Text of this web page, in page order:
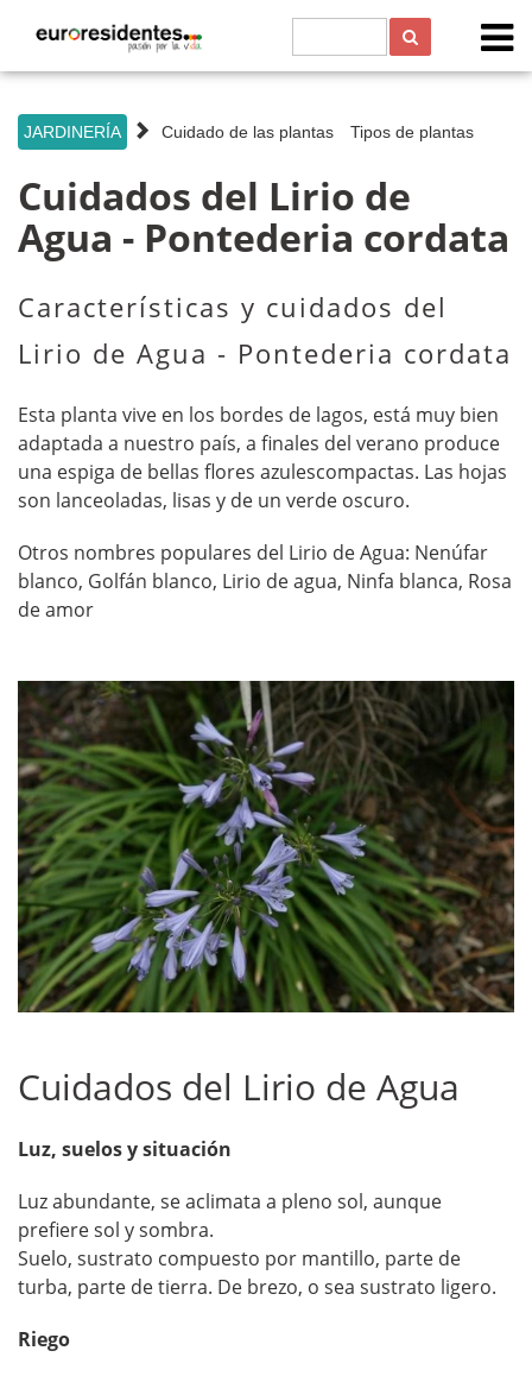
JARDINERÍA Cuidado de las plantas Tipos de plantas
Cuidados del Lirio de
Agua - Pontederia cordata
Características y cuidados del
Lirio de Agua - Pontederia cordata
Esta planta vive en los bordes de lagos, está muy bien
adaptada a nuestro país, a finales del verano produce
una espiga de bellas flores azulescompactas. Las hojas
son lanceoladas, lisas y de un verde oscuro.
Otros nombres populares del Lirio de Agua: Nenúfar
blanco, Golfán blanco, Lirio de agua, Ninfa blanca, Rosa
de amor
Cuidados del Lirio de Agua
Luz, suelos y situación
Luz abundante, se aclimata a pleno sol, aunque
prefiere sol y sombra.
Suelo, sustrato compuesto por mantillo, parte de
turba, parte de tierra. De brezo, o sea sustrato ligero.
Riego